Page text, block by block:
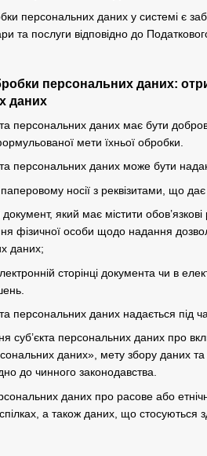
персональних даних у системі є
та послуги відповідно до
персональних даних:
даних
персональних даних має бути
мети їхньої обробки.
персональних даних може бути
носії з реквізитами, що
який має містити
фізичної особи щодо надання
даних;
сторінці документа чи в
персональних даних надається під
суб’єкта персональних даних про
даних», мету збору даних
до чинного законодавства.
даних про расове або
а також даних, що стосуються